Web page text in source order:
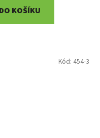
DO KOŠÍKU
Kód: 454-3